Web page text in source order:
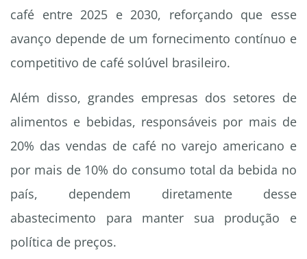
café entre 2025 e 2030, reforçando que esse
avanço depende de um fornecimento contínuo e
competitivo de café solúvel brasileiro.
Além disso, grandes empresas dos setores de
alimentos e bebidas, responsáveis por mais de
20% das vendas de café no varejo americano e
por mais de 10% do consumo total da bebida no
país, dependem diretamente desse
abastecimento para manter sua produção e
política de preços.